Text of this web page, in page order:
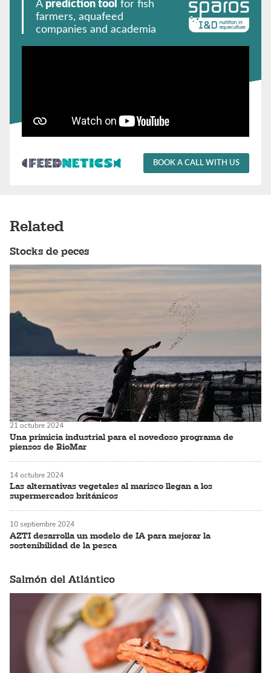
A prediction tool for fish
farmers, aquafeed
companies and academia
BOOK A CALL WITH US
Related
Stocks de peces
Una primicia industrial para el novedoso programa de
piensos de BioMar
21 octubre 2024
Las alternativas vegetales al marisco llegan a los
supermercados británicos
14 octubre 2024
AZTI desarrolla un modelo de IA para mejorar la
sostenibilidad de la pesca
10 septiembre 2024
Salmón del Atlántico